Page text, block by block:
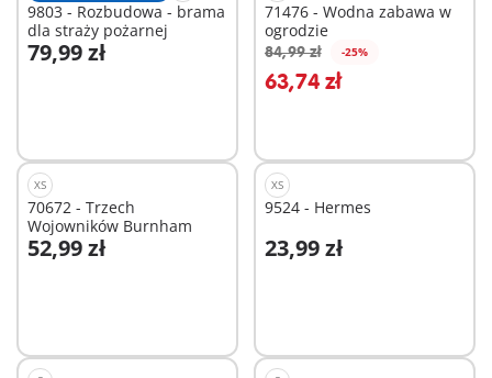
9803 - Rozbudowa - brama
dla straży pożarnej
79,99 zł
Dodaj do koszyka
71476 - Wodna zabawa w
ogrodzie
84,99 zł -25%
63,74 zł
Dodaj do koszyka
XS
70672 - Trzech
Wojowników Burnham
52,99 zł
Dodaj do koszyka
XS
9524 - Hermes
23,99 zł
Dodaj do koszyka